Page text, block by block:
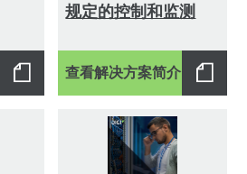
规定的控制和监测
查看解决方案简介